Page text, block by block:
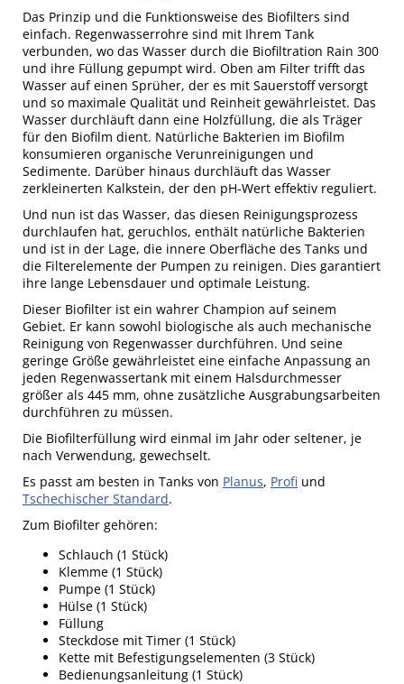
Das Prinzip und die Funktionsweise des Biofilters sind
einfach. Regenwasserrohre sind mit Ihrem Tank
verbunden, wo das Wasser durch die Biofiltration Rain 300
und ihre Füllung gepumpt wird. Oben am Filter trifft das
Wasser auf einen Sprüher, der es mit Sauerstoff versorgt
und so maximale Qualität und Reinheit gewährleistet. Das
Wasser durchläuft dann eine Holzfüllung, die als Träger
für den Biofilm dient. Natürliche Bakterien im Biofilm
konsumieren organische Verunreinigungen und
Sedimente. Darüber hinaus durchläuft das Wasser
zerkleinerten Kalkstein, der den pH-Wert effektiv reguliert.
Und nun ist das Wasser, das diesen Reinigungsprozess
durchlaufen hat, geruchlos, enthält natürliche Bakterien
und ist in der Lage, die innere Oberfläche des Tanks und
die Filterelemente der Pumpen zu reinigen. Dies garantiert
ihre lange Lebensdauer und optimale Leistung.
Dieser Biofilter ist ein wahrer Champion auf seinem
Gebiet. Er kann sowohl biologische als auch mechanische
Reinigung von Regenwasser durchführen. Und seine
geringe Größe gewährleistet eine einfache Anpassung an
jeden Regenwassertank mit einem Halsdurchmesser
größer als 445 mm, ohne zusätzliche Ausgrabungsarbeiten
durchführen zu müssen.
Die Biofilterfüllung wird einmal im Jahr oder seltener, je
nach Verwendung, gewechselt.
Es passt am besten in Tanks von Planus, Profi und
Tschechischer Standard.
Zum Biofilter gehören:
Schlauch (1 Stück)
Klemme (1 Stück)
Pumpe (1 Stück)
Hülse (1 Stück)
Füllung
Steckdose mit Timer (1 Stück)
Kette mit Befestigungselementen (3 Stück)
Bedienungsanleitung (1 Stück)